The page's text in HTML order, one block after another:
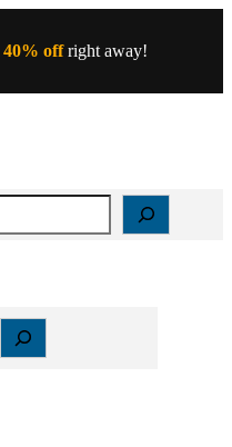
40% offright away!